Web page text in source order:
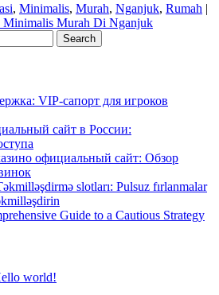
, Minimalis, Murah, Nganjuk, Rumah |
Minimalis Murah Di Nganjuk
VIP-сапорт для игроков
сайт в России:
официальный сайт: Обзор
slotları: Pulsuz fırlanmalar
Guide to a Cautious Strategy
world!